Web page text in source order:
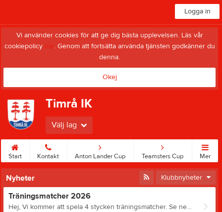
Logga in
Vi använder cookies för att ge dig bästa upplevelsen. Läs vår
cookiepolicy här. Genom att fortsätta använda tjänsten godkänner du
denna.
Okej
Timrå IK
Välj lag
Start Kontakt Anton Lander Cup Teamsters Cup Mer
Nyheter Klubbnyheter
Träningsmatcher 2026
Hej, Vi kommer att spela 4 stycken träningsmatcher. Se nedan; 12/8 Björklöven 17.00 (hemma) 16/8 Björklöven 17.00 (borta) 18/8 Modo 15.00 (borta) 27/8 Modo 19.00 (hemma) Seriespelet startar helgen 5-6 september.